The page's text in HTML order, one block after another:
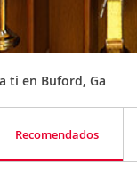
ti en Buford, Ga
Recomendados